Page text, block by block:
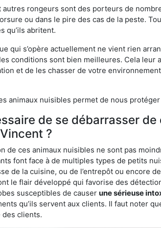
rongeurs sont des porteurs de
ou dans le pire des cas de la peste.
qu’ils abritent.
qui s’opère actuellement ne vient rien
conditions sont bien meilleures. Cela
et de les chasser de votre
animaux nuisibles permet de nous
de se débarrasser
?
de ces animaux nuisibles ne sont pas
font face à de multiples types de petits
de la cuisine, ou de l’entrepôt ou
le flair développé qui favorise des
susceptibles de causer une sérieuse
qu’ils servent aux clients. Il faut noter
clients.